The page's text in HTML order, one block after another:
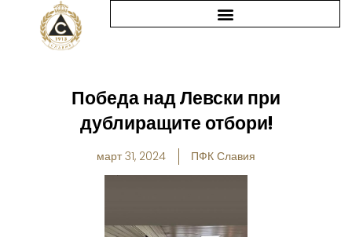
Победа над Левски при
дублиращите отбори!
март 31, 2024 ПФК Славия